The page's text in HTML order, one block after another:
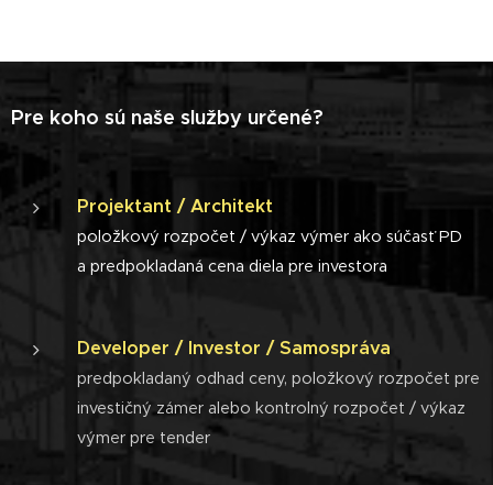
Pre koho sú naše služby určené?
Projektant / Architekt
položkový rozpočet / výkaz výmer ako súčasť PD
a predpokladaná cena diela pre investora
Developer / Investor / Samospráva
predpokladaný odhad ceny, položkový rozpočet pre
investičný zámer alebo kontrolný rozpočet / výkaz
výmer pre tender